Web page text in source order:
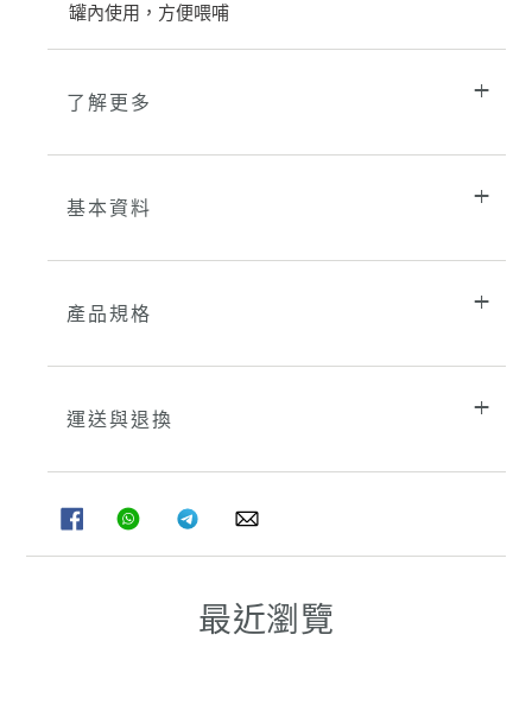
罐內使用，方便喂哺
了解更多
基本資料
產品規格
運送與退換
FACEBOOK
分
享
WHATSAPPTELEGRAM
分
享
WHATSAPP
最近瀏覽